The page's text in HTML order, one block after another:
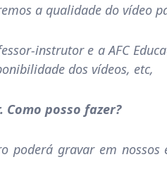
a qualidade do vídeo
instrutor e a AFC
dos vídeos, etc,
posso fazer?
poderá gravar em